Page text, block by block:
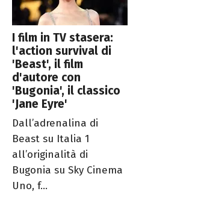
I film in TV stasera:
l'action survival di
'Beast', il film
d'autore con
'Bugonia', il classico
'Jane Eyre'
Dall’adrenalina di
Beast su Italia 1
all’originalità di
Bugonia su Sky Cinema
Uno, f...